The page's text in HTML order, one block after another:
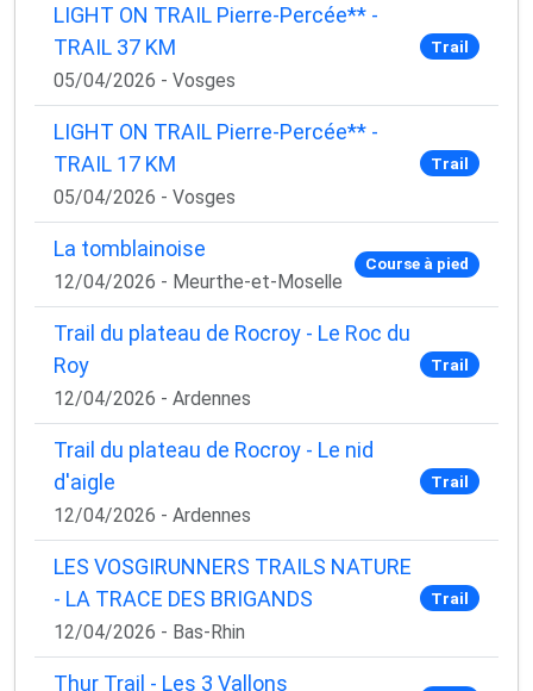
LIGHT ON TRAIL Pierre-Percée** -
TRAIL 37 KM
05/04/2026 - Vosges
Trail
LIGHT ON TRAIL Pierre-Percée** -
TRAIL 17 KM
05/04/2026 - Vosges
Trail
La tomblainoise
12/04/2026 - Meurthe-et-Moselle
Course à pied
Trail du plateau de Rocroy - Le Roc du
Roy
12/04/2026 - Ardennes
Trail
Trail du plateau de Rocroy - Le nid
d'aigle
12/04/2026 - Ardennes
Trail
LES VOSGIRUNNERS TRAILS NATURE
- LA TRACE DES BRIGANDS
12/04/2026 - Bas-Rhin
Trail
Thur Trail - Les 3 Vallons